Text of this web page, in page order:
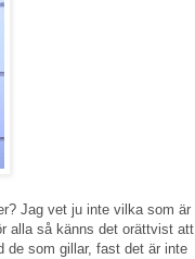
Jag vet ju inte vilka som är
alla så känns det orättvist att
de som gillar, fast det är inte